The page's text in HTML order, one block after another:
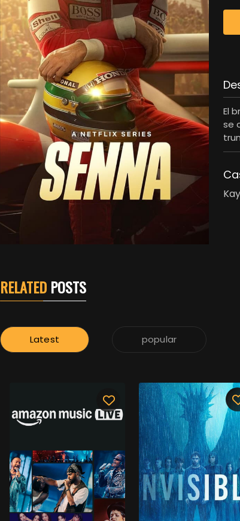
El
se
RELATED POSTS
Latest popular